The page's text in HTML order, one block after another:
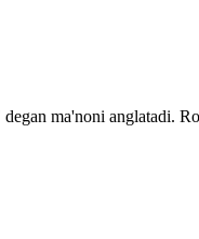
ma'noni anglatadi.